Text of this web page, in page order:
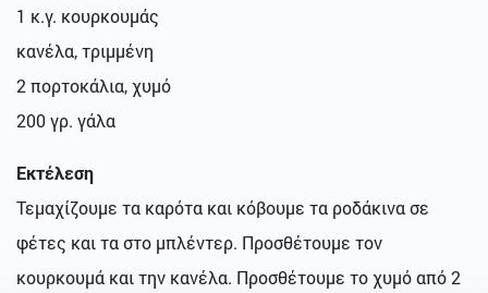
1 κ.γ. κουρκουμάς
κανέλα, τριμμένη
2 πορτοκάλια, χυμό
200 γρ. γάλα
Εκτέλεση
Τεμαχίζουμε τα καρότα και κόβουμε τα ροδάκινα σε
φέτες και τα στο μπλέντερ. Προσθέτουμε τον
κουρκουμά και την κανέλα. Προσθέτουμε το χυμό από 2